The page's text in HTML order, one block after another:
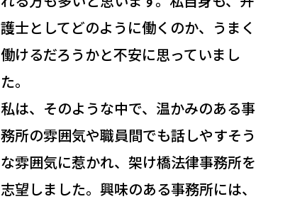
護士としてどのように働くのか、うまく
働けるだろうかと不安に思っていまし
た。
私は、そのような中で、温かみのある事
務所の雰囲気や職員間でも話しやすそう
な雰囲気に惹かれ、架け橋法律事務所を
志望しました。興味のある事務所には、